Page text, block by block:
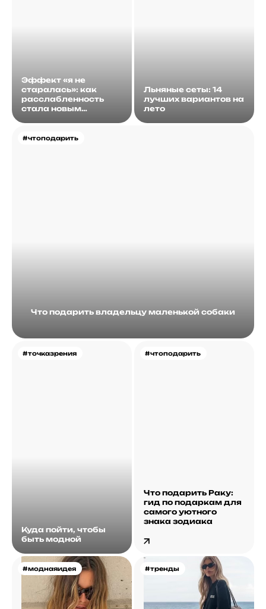
Эффект «я не
старалась»: как
расслабленность
стала новым
#чтоподарить
Что подарить владельцу маленькой собаки
Льняные сеты: 14
лучших вариантов на
лето
#точказрения
Куда пойти, чтобы
быть модной
#чтоподарить
Что подарить Раку:
гид по подаркам для
самого уютного
знака зодиака
#моднаяидея #тренды